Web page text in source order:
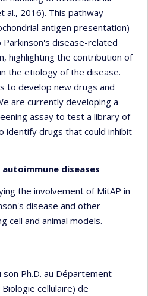
al., 2016). This pathway
antigen presentation)
disease-related
highlighting the contribution of
the etiology of the disease.
to develop new drugs and
are currently developing a
assay to test a library of
identify drugs that could inhibit
diseases
the involvement of MitAP in
disease and other
cell and animal models.
Ph.D. au Département
cellulaire) de